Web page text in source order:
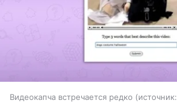
Видеокапча встречается редко источник: